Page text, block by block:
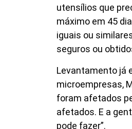
utensílios que
máximo em 45
iguais ou
seguros ou
Levantamento já
microempresas,
foram afetados
afetados. E a
pode fazer”.